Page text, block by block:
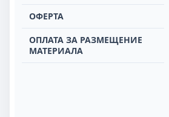
ОФЕРТА
ОПЛАТА ЗА РАЗМЕЩЕНИЕ
МАТЕРИАЛА